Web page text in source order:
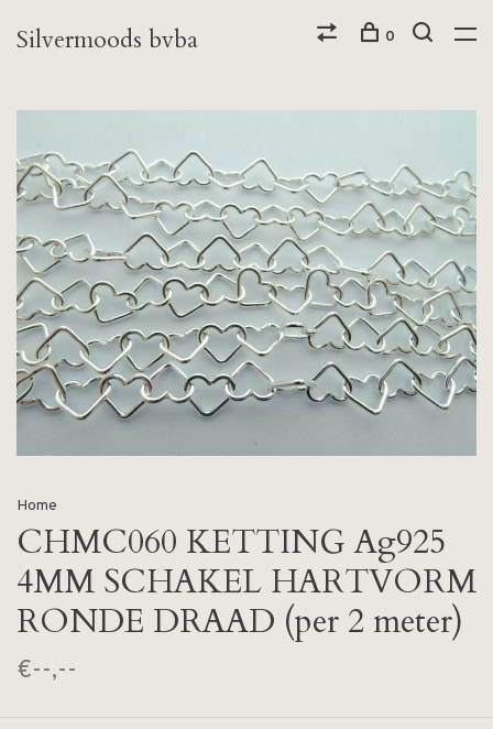
Silvermoods bvba 0
Home
CHMC060 KETTING Ag925
4MM SCHAKEL HARTVORM
RONDE DRAAD (per 2 meter)
€--,--